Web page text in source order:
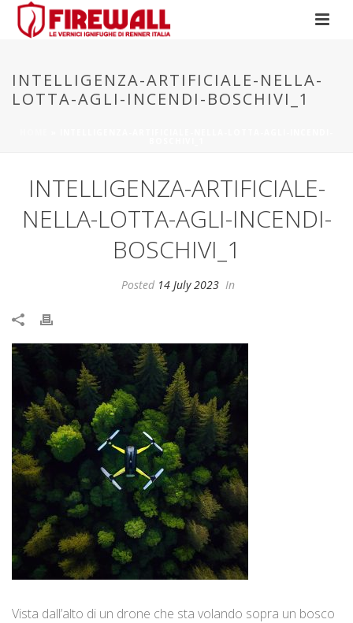
INTELLIGENZA-ARTIFICIALE-NELLA-
LOTTA-AGLI-INCENDI-BOSCHIVI_1
INTELLIGENZA-ARTIFICIALE-
NELLA-LOTTA-AGLI-INCENDI-
BOSCHIVI_1
Posted 14 July 2023 In
Vista dall’alto di un drone che sta volando sopra un bosco